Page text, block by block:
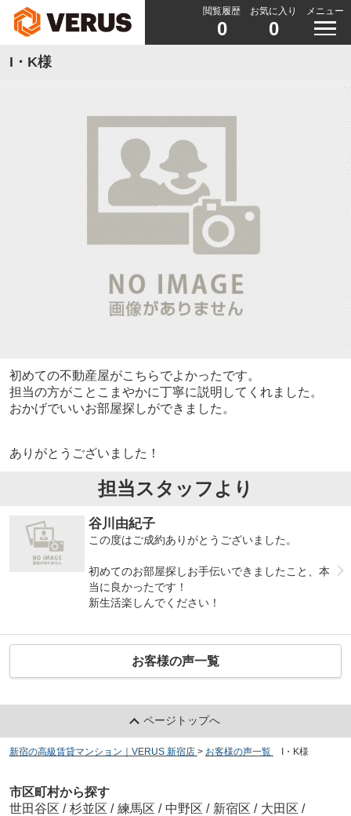
閲覧履歴
0
お気に入り
0
メニュー
I・K様
初めての不動産屋がこちらでよかったです。
担当の方がことこまやかに丁寧に説明してくれました。
おかげでいいお部屋探しができました。
ありがとうございました！
担当スタッフより
谷川由紀子
この度はご成約ありがとうございました。
初めてのお部屋探しお手伝いできましたこと、本
当に良かったです！
新生活楽しんでください！
お客様の声一覧
ページトップへ
新宿の高級賃貸マンション｜VERUS 新宿店 > お客様の声一覧 I・K様
市区町村から探す
世田谷区 / 杉並区 / 練馬区 / 中野区 / 新宿区 / 大田区 /